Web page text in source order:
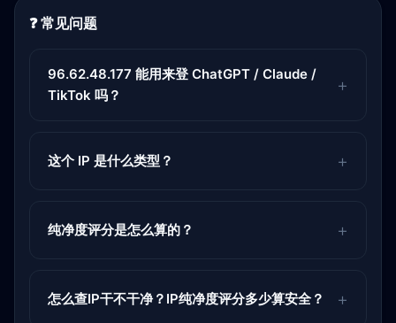
❓ 常见问题
96.62.48.177 能用来登 ChatGPT / Claude /
TikTok 吗？
这个 IP 是什么类型？
纯净度评分是怎么算的？
怎么查IP干不干净？IP纯净度评分多少算安全？